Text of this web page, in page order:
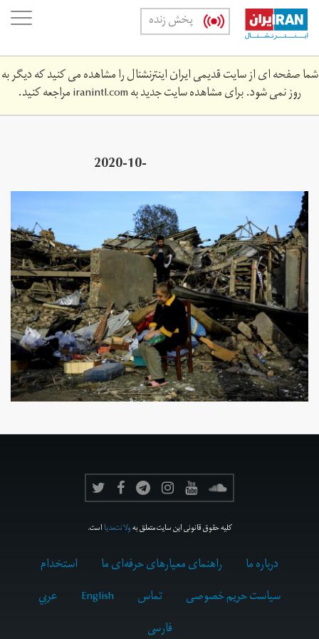
Skip
main
content
پخش زنده
شما صفحه ای از سایت قدیمی ایران اینترنشنال را مشاهده می کنید که دیگر به
روز نمی شود. برای مشاهده سایت جدید بهiranintl.comمراجعه کنید.
2020-10-
azerbaijan.jpg
کلیه حقوق قانونی این سایت متعلق بهولانت‌مدیااست.
درباره ما راهنمای معیارهای حرفه‌ای ما
استخدام
سیاست حریم خصوصی
تماس English
عربي
فارسى